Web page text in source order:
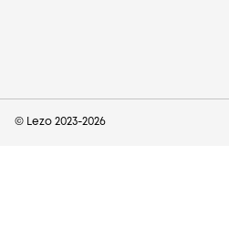
© Lezo 2023-2026